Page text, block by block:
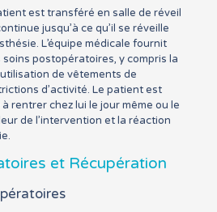
est transféré en salle de réveil
jusqu’à ce qu’il se réveille
L’équipe médicale fournit
postopératoires, y compris la
de vêtements de
d’activité. Le patient est
rentrer chez lui le jour même ou le
de l’intervention et la réaction
et Récupération